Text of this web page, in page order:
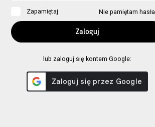
Zapamiętaj Nie pamiętam hasła
lub zaloguj się kontem Google: